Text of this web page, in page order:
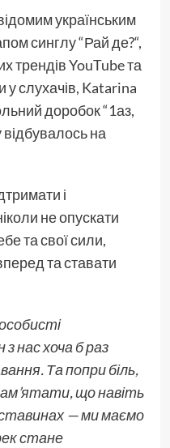
українським
синглу “Рай де?“,
трендів YouTube та
у слухачів, Katarina
доробок “1аз,
на
і
не опускати
та свої сили,
та ставати
нас хоча б раз
Та попри біль,
що навіть
— ми маємо
стане